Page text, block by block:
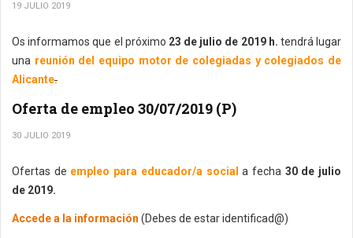
19 JULIO 2019
Os informamos que el próximo 23 de julio de 2019 h. tendrá lugar
una reunión del equipo motor de colegiadas y colegiados de
Alicante.
Oferta de empleo 30/07/2019 (P)
30 JULIO 2019
Ofertas de empleo para educador/a social a fecha 30 de julio
de 2019.
Accede a la información (Debes de estar identificad@)